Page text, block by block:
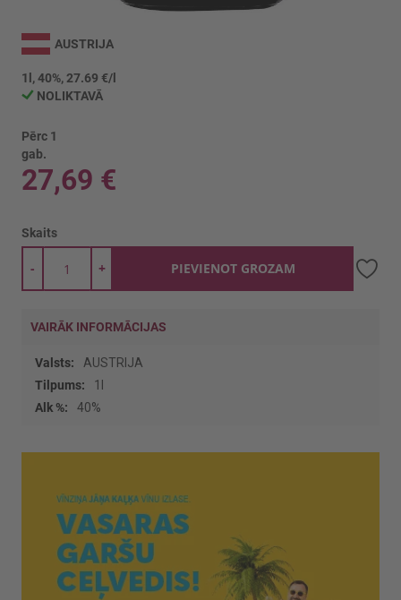
uz
galerijas
sākumu
AUSTRIJA
1l, 40%, 27.69 €/l
NOLIKTAVĀ
Pērc 1
gab.
27,69 €
Skaits
+
- PIEVIENOT GROZAM
VAIRĀK INFORMĀCIJAS
Vairāk
informācijas
AUSTRIJA
1l
40%